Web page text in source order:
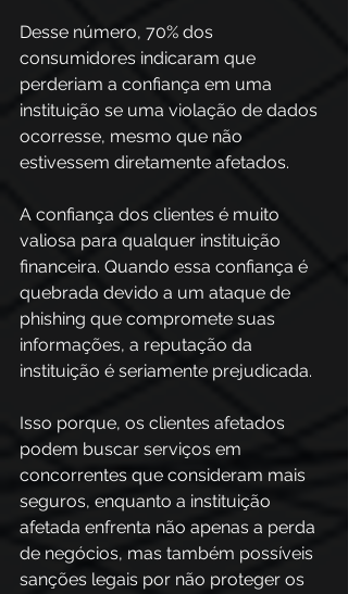
Desse número, 70% dos
consumidores indicaram que
perderiam a confiança em uma
instituição se uma violação de dados
ocorresse, mesmo que não
estivessem diretamente afetados.
A confiança dos clientes é muito
valiosa para qualquer instituição
financeira. Quando essa confiança é
quebrada devido a um ataque de
phishing que compromete suas
informações, a reputação da
instituição é seriamente prejudicada.
Isso porque, os clientes afetados
podem buscar serviços em
concorrentes que consideram mais
seguros, enquanto a instituição
afetada enfrenta não apenas a perda
de negócios, mas também possíveis
sanções legais por não proteger os